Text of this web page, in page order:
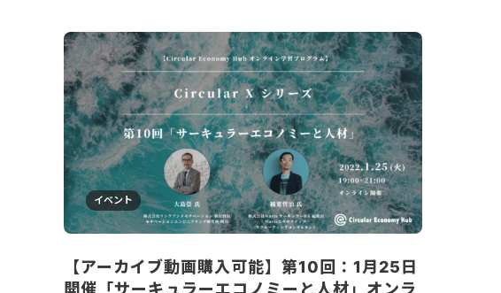
イベント
【アーカイブ動画購入可能】第10回：1月25日
開催「サーキュラーエコノミーと人材」オンラ